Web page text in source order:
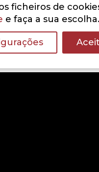
por Isabel
dos cantos
ficheiros de
e faça a sua escolha.